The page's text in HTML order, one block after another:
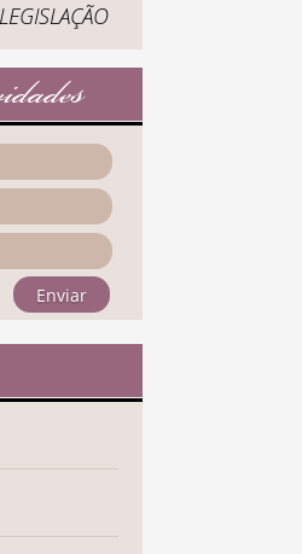
Enviar